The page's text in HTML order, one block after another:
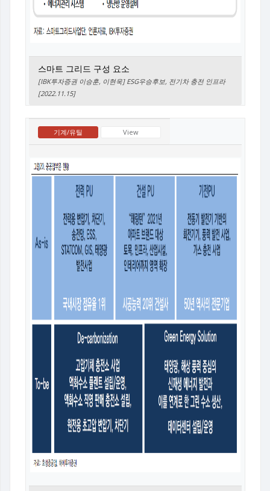
스마트 그리드 구성 요소
[IBK투자증권 이승훈, 이현욱] ESG우승후보, 전기차 충전 인프라
[2022.11.15]
기계/유틸 View